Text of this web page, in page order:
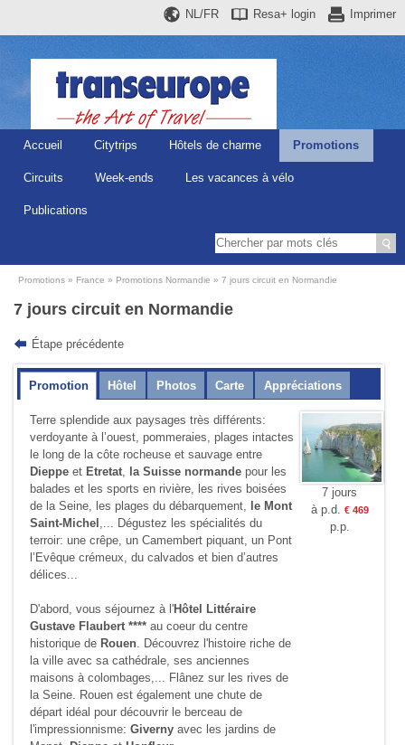
Imprimer
Resa+ login
NL/FR
Accueil Citytrips Hôtels de charme Promotions
Circuits Week-ends Les vacances à vélo
Publications
Promotions France Promotions Normandie 7 jours circuit en Normandie
7 jours circuit en Normandie
Étape précédente
Promotion Hôtel Photos Carte Appréciations
Terre splendide aux paysages très différents:
verdoyante à l’ouest, pommeraies, plages intactes
le long de la côte rocheuse et sauvage entre
Dieppeet Etretat, la Suisse normande pour les
balades et les sports en rivière, les rives boisées
de la Seine, les plages du débarquement, le Mont
Saint-Michel ,... Dégustez les spécialités du
terroir: une crêpe, un Camembert piquant, un Pont
l’Evêque crémeux, du calvados et bien d’autres
délices...
D'abord, vous séjournez à l'Hôtel Littéraire
Gustave Flaubert **** au coeur du centre
historique de Rouen. Découvrez l'histoire riche de
la ville avec sa cathédrale, ses anciennes
maisons à colombages,... Flânez sur les rives de
la Seine. Rouen est également une chute de
départ idéal pour découvrir le berceau de
l'impressionnisme:Givernyavec les jardins de
7 jours
à p.d.
€ 469
p.p.